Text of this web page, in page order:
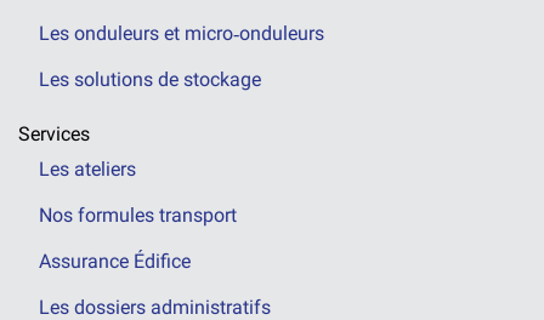
Les onduleurs et micro‑onduleurs
Les solutions de stockage
Services
Les ateliers
Nos formules transport
Assurance Édifice
Les dossiers administratifs